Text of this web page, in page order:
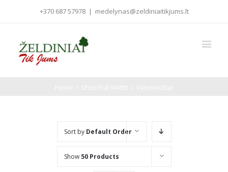
+370 687 57978 | medelynas@zeldiniaitikjums.lt
Sort by Default Order
Show 50 Products